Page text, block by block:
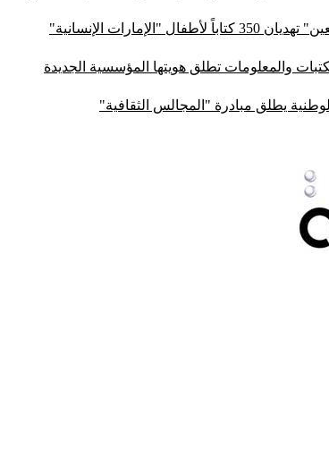
"الإمارات الإنسانية"
والمعلومات تطلق هويتها المؤسسية الجديدة
يطلق مبادرة "المجالس الثقافية"